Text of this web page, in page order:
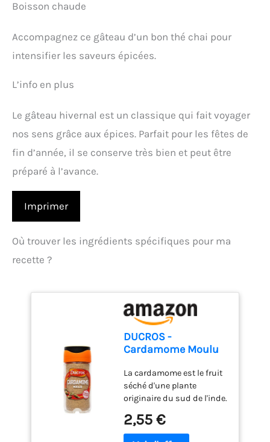
Boisson chaude
Accompagnez ce gâteau d’un bon thé chai pour
intensifier les saveurs épicées.
L’info en plus
Le gâteau hivernal est un classique qui fait voyager
nos sens grâce aux épices. Parfait pour les fêtes de
fin d’année, il se conserve très bien et peut être
préparé à l’avance.
Imprimer
Où trouver les ingrédients spécifiques pour ma
recette ?
DUCROS -
Cardamome Moulu
La cardamome est le fruit
séché d'une plante
originaire du sud de l'inde.
graines à la saveur
chaude et camphrée
2,55 €